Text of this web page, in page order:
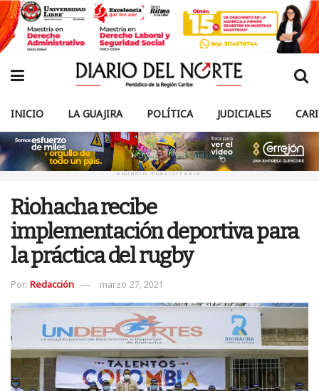
INICIO LA GUAJIRA POLÍTICA JUDICIALES
ANUNCIO PUBLICITARIO
Riohacha recibe
implementación deportiva para
la práctica del rugby
Por: Redacción marzo 27, 2021